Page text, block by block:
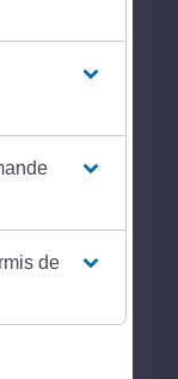
de